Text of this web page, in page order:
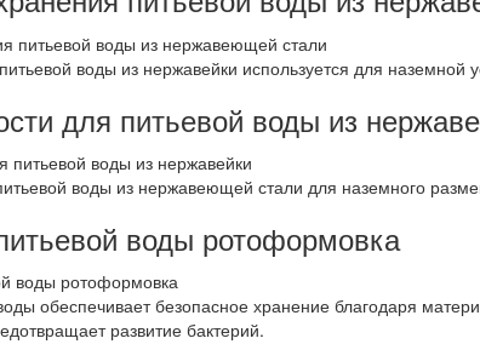
воды из нержавейки используется для
для питьевой воды из
воды из нержавеющей стали для наземного
воды ротоформовка
обеспечивает безопасное хранение благодаря
развитие бактерий.